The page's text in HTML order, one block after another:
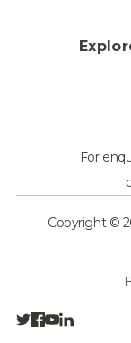
For
Copyright ©